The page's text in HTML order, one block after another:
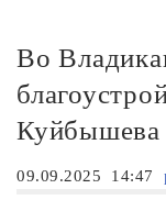
Во
Куйбышева
09.09.2025 14:47